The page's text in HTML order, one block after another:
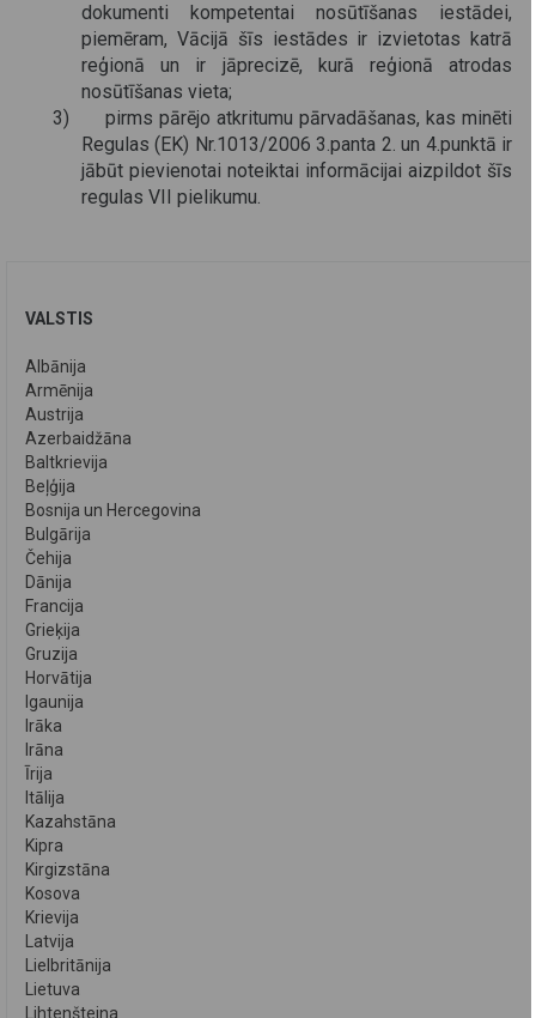
dokumenti kompetentai nosūtīšanas iestādei,
piemēram, Vācijā šīs iestādes ir izvietotas katrā
reģionā un ir jāprecizē, kurā reģionā atrodas
nosūtīšanas vieta;
3) pirms pārējo atkritumu pārvadāšanas, kas minēti
Regulas (EK) Nr.1013/2006 3.panta 2. un 4.punktā ir
jābūt pievienotai noteiktai informācijai aizpildot šīs
regulas VII pielikumu.
VALSTIS
Albānija
Armēnija
Austrija
Azerbaidžāna
Baltkrievija
Beļģija
Bosnija un Hercegovina
Bulgārija
Čehija
Dānija
Francija
Grieķija
Gruzija
Horvātija
Igaunija
Irāka
Irāna
Īrija
Itālija
Kazahstāna
Kipra
Kirgizstāna
Kosova
Krievija
Latvija
Lielbritānija
Lietuva
Lihtenšteina